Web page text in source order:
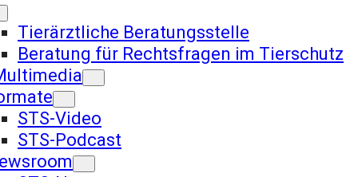
Tierärztliche Beratungsstelle
Beratung für Rechtsfragen im Tierschutz
STS-Video
STS-Podcast